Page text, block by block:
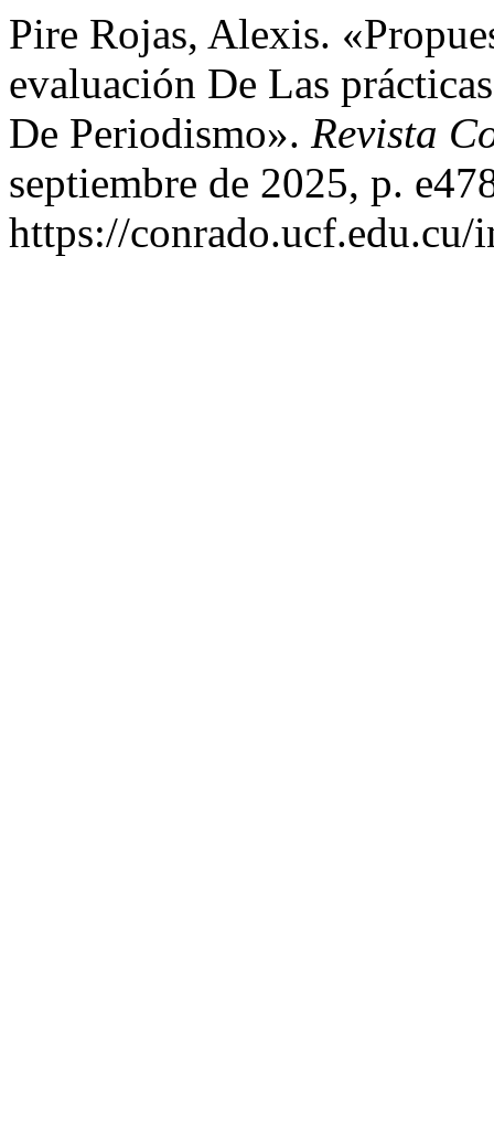
Pire Rojas, Alexis.
evaluación De Las
De Periodismo». Revista
septiembre de 2025, p.
https://